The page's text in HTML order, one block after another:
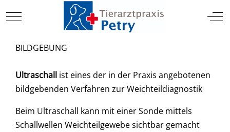
Mobile Menu Toggle
BILDGEBUNG
Ultraschall ist eines der in der Praxis angebotenen
bildgebenden Verfahren zur Weichteildiagnostik
Beim Ultraschall kann mit einer Sonde mittels
Schallwellen Weichteilgewebe sichtbar gemacht